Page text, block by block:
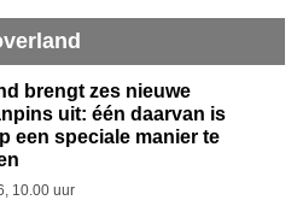
brengt zes nieuwe
uit: één daarvan is
een speciale manier te
10.00 uur